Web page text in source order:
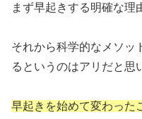
まず早起きする明確な理
それから科学的なメソッ
るというのはアリだと思
早起きを始めて変わった